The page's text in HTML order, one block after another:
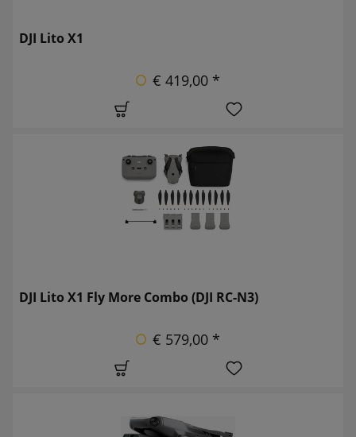
DJI Lito X1
€ 419,00 *
DJI Lito X1 Fly More Combo (DJI RC-N3)
€ 579,00 *